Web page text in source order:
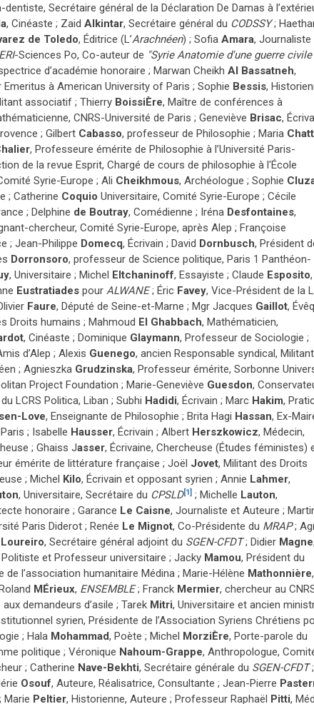
dentiste, Secrétaire général de la Déclaration De Damas à
, Cinéaste ; Zaid Alkintar, Secrétaire général du CODSSY;
de Toledo, Éditrice (L’Arachnéen) ; Sofia Amara, Journaliste
-Sciences Po, Co-auteur de "Syrie Anatomie d'une guerre
d’académie honoraire ; Marwan Cheikh Al Bassatneh,
à American University of Paris ; Sophie Bessis,
associatif ; Thierry Boissi Ère, Maître de conférences à
CNRS-Université de Paris ; Geneviève Brisac,
; Gilbert Cabasso, professeur de Philosophie ; Maria
, Professeure émérite de Philosophie à l’Université Paris-
de la revue Esprit, Chargé de cours de philosophie à l'École
Syrie-Europe ; Ali Cheikhmous, Archéologue ; Sophie
; Catherine Coquio Universitaire, Comité Syrie-Europe ; Cécile
; Delphine de Boutray, Comédienne ; Iréna Desfontaines,
chercheur, Comité Syrie-Europe, après Alep ; Françoise
; Jean-Philippe Domecq, Écrivain ; David Dornbusch, Président
Dorronsoro, professeur de Science politique, Paris 1 Panthéon-
, Universitaire ; Michel Eltchaninoff, Essayiste ; Claude Esposito,
Eustratiades pour ALWANE; Éric Favey, Vice-Président de la
Faure, Député de Seine-et-Marne ; Mgr Jacques Gaillot,
Droits humains ; Mahmoud El Ghabbach, Mathématicien,
, Cinéaste ; Dominique Glaymann, Professeur de Sociologie ;
d’Alep ; Alexis Guenego, ancien Responsable syndical, Militant
; Agnieszka Grudzinska, Professeur émérite, Sorbonne
Project Foundation ; Marie-Geneviève Guesdon,
LCRS Politica, Liban ; Subhi Hadidi, Écrivain ; Marc Hakim,
Love, Enseignante de Philosophie ; Brita Hagi Hassan, Ex-
; Isabelle Hausser, Écrivain ; Albert Herszkowicz, Médecin,
; Ghaiss Jasser, Écrivaine, Chercheuse (Études féministes)
émérite de littérature française ; Joël Jovet, Militant des Droits
; Michel Kilo, Écrivain et opposant syrien ; Annie Lahmer,
, Universitaire, Secrétaire du CPSLD[1] ; Michelle Lauton,
honoraire ; Garance Le Caisne, Journaliste et Auteure ;
Paris Diderot ; Renée Le Mignot, Co-Présidente du MRAP;
Loureiro, Secrétaire général adjoint du SGEN-CFDT; Didier Magne
Politiste et Professeur universitaire ; Jacky Mamou, Président du
de l’association humanitaire Médina ; Marie-Hélène Mathonnière,
M Érieux, ENSEMBLE; Franck Mermier, chercheur au
demandeurs d’asile ; Tarek Mitri, Universitaire et ancien
syrien, Présidente de l’Association Syriens Chrétiens
; Hala Mohammad, Poète ; Michel Morzi Ère, Porte-parole du
politique ; Véronique Nahoum-Grappe, Anthropologue,
; Catherine Nave-Bekhti, Secrétaire générale du SGEN-CFDT;
Osouf, Auteure, Réalisatrice, Consultante ; Jean-Pierre
Marie Peltier, Historienne, Auteure ; Professeur Raphaël Pitti,